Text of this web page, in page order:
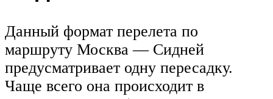
Данный формат перелета по
маршруту Москва — Сидней
предусматривает одну пересадку.
Чаще всего она происходит в